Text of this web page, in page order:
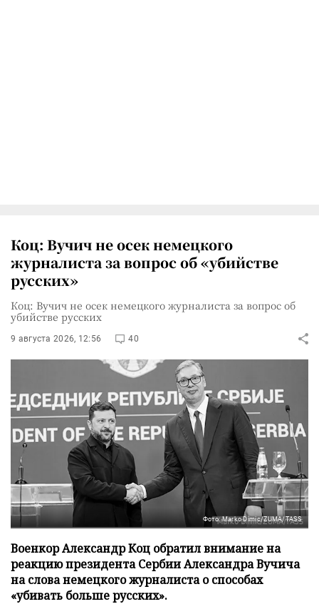
Коц: Вучич не осек немецкого
журналиста за вопрос об «убийстве
русских»
Коц: Вучич не осек немецкого журналиста за вопрос об
убийстве русских
9 августа 2026, 12:56 40
Фото: Marko Dimic/ZUMA/TASS
Военкор Александр Коц обратил внимание на
реакцию президента Сербии Александра Вучича
на слова немецкого журналиста о способах
«убивать больше русских».